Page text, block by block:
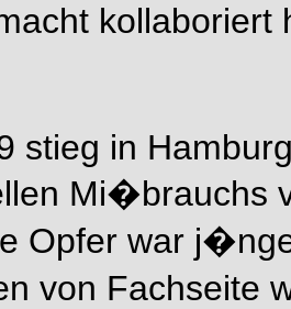
stieg in
Mi�brauchs
Opfer war
von Fachseite